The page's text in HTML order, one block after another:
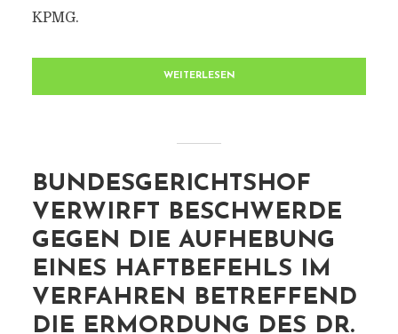
KPMG.
WEITERLESEN
BUNDESGERICHTSHOF
VERWIRFT BESCHWERDE
GEGEN DIE AUFHEBUNG
EINES HAFTBEFEHLS IM
VERFAHREN BETREFFEND
DIE ERMORDUNG DES DR.